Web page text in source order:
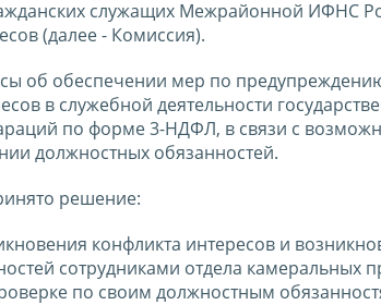
служащих Межрайонной ИФНС
(далее - Комиссия).
об обеспечении мер по
в служебной деятельности
по форме 3-НДФЛ, в связи с
должностных обязанностей.
решение:
конфликта интересов и
сотрудниками отдела камеральных
по своим должностным